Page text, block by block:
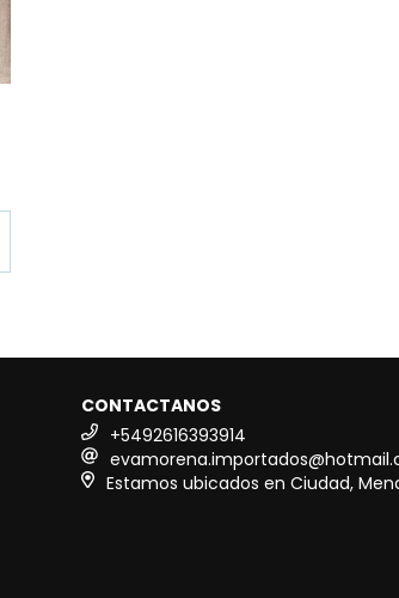
CONTACTANOS
+5492616393914
Estamos ubicados en Ciudad,